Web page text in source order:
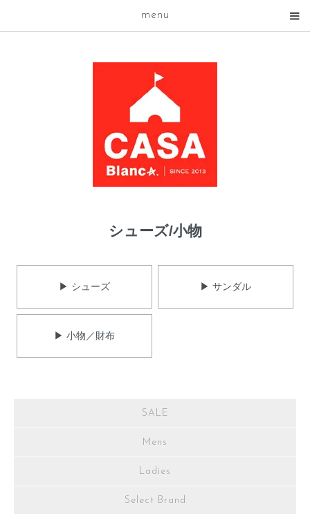
menu
シューズ/小物
▶ シューズ ▶ サンダル
▶ 小物／財布
SALE
Mens
Ladies
Select Brand